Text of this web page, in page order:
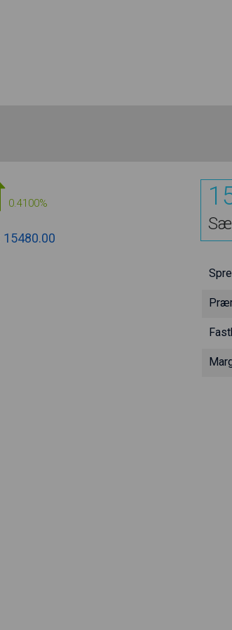
0.4100%
15480.00